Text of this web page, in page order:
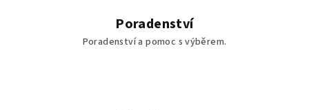
Poradenství
Poradenství a pomoc s výběrem.